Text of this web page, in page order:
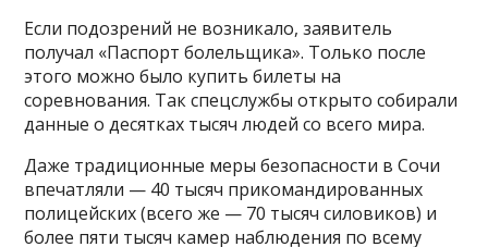
Если подозрений не возникало, заявитель
получал «Паспорт болельщика». Только после
этого можно было купить билеты на
соревнования. Так спецслужбы открыто собирали
данные о десятках тысяч людей со всего мира.
Даже традиционные меры безопасности в Сочи
впечатляли — 40 тысяч прикомандированных
полицейских (всего же — 70 тысяч силовиков) и
более пяти тысяч камер наблюдения по всему